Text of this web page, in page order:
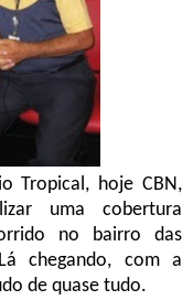
Tropical, hoje CBN,
uma cobertura
no bairro das
chegando, com a
de quase tudo.